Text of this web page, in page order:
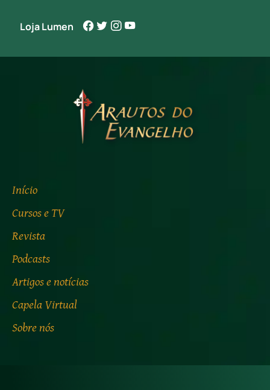
Loja Lumen
Início
Cursos e TV
Revista
Podcasts
Artigos e notícias
Capela Virtual
Sobre nós